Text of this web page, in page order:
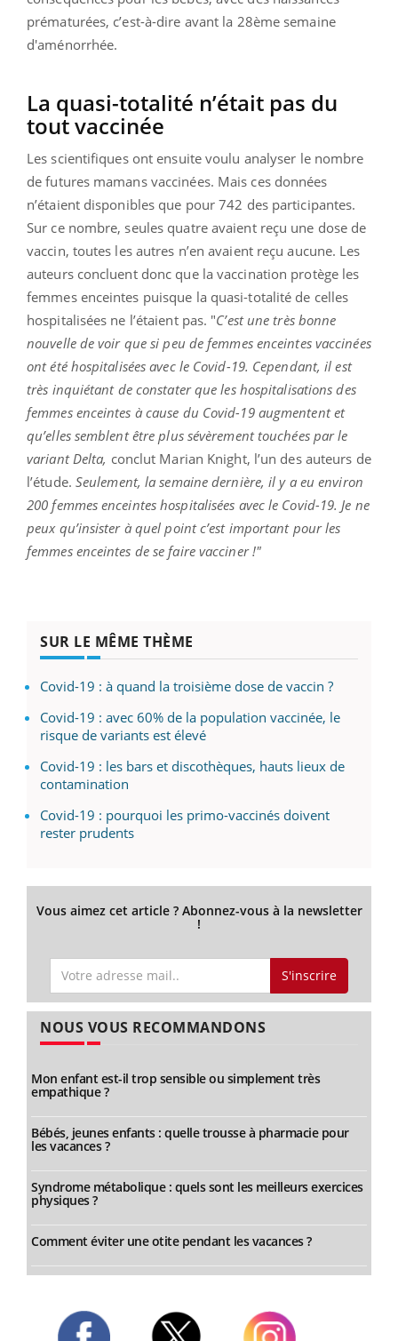
prématurées, c’est-à-dire avant la 28ème semaine
d'aménorrhée.
La quasi-totalité n’était pas du
tout vaccinée
Les scientifiques ont ensuite voulu analyser le nombre
de futures mamans vaccinées. Mais ces données
n’étaient disponibles que pour 742 des participantes.
Sur ce nombre, seules quatre avaient reçu une dose de
vaccin, toutes les autres n’en avaient reçu aucune. Les
auteurs concluent donc que la vaccination protège les
femmes enceintes puisque la quasi-totalité de celles
hospitalisées ne l’étaient pas. "C’est une très bonne
nouvelle de voir que si peu de femmes enceintes vaccinées
ont été hospitalisées avec le Covid-19. Cependant, il est
très inquiétant de constater que les hospitalisations des
femmes enceintes à cause du Covid-19 augmentent et
qu’elles semblent être plus sévèrement touchées par le
variant Delta, conclut Marian Knight, l’un des auteurs de
l’étude. Seulement, la semaine dernière, il y a eu environ
200 femmes enceintes hospitalisées avec le Covid-19. Je ne
peux qu’insister à quel point c’est important pour les
femmes enceintes de se faire vacciner !"
SUR LE MÊME THÈME
Covid-19 : à quand la troisième dose de vaccin ?
Covid-19 : avec 60% de la population vaccinée, le
risque de variants est élevé
Covid-19 : les bars et discothèques, hauts lieux de
contamination
Covid-19 : pourquoi les primo-vaccinés doivent
rester prudents
Vous aimez cet article ? Abonnez-vous à la newsletter
!
S'inscrire
NOUS VOUS RECOMMANDONS
Mon enfant est-il trop sensible ou simplement très
empathique ?
Bébés, jeunes enfants : quelle trousse à pharmacie pour
les vacances ?
Syndrome métabolique : quels sont les meilleurs exercices
physiques ?
Comment éviter une otite pendant les vacances ?